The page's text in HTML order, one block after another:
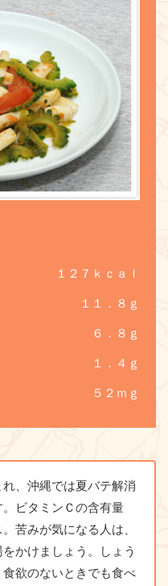
１２７ｋｃａｌ
１１．８ｇ
６．８ｇ
１．４ｇ
５２ｍｇ
、沖縄では夏バテ解消
ビタミンＣの含有量
苦みが気になる人は、
かけましょう。しょう
欲のないときでも食べ